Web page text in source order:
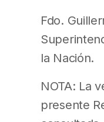
Fdo.
la Nación.
NOTA: La
presente